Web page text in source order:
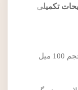
تکمیلی
عطر ادکلن بنز سلکت Select Benz در حجم 100 میل